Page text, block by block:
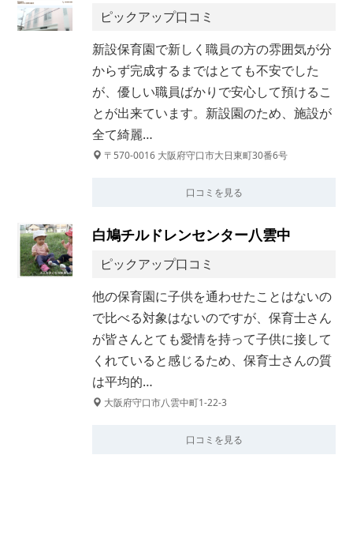
ピックアップ口コミ
新設保育園で新しく職員の方の雰囲気が分
からず完成するまではとても不安でした
が、優しい職員ばかりで安心して預けるこ
とが出来ています。新設園のため、施設が
全て綺麗…
〒570-0016 大阪府守口市大日東町30番6号
口コミを見る
白鳩チルドレンセンター八雲中
ピックアップ口コミ
他の保育園に子供を通わせたことはないの
で比べる対象はないのですが、保育士さん
が皆さんとても愛情を持って子供に接して
くれていると感じるため、保育士さんの質
は平均的…
大阪府守口市八雲中町1-22-3
口コミを見る